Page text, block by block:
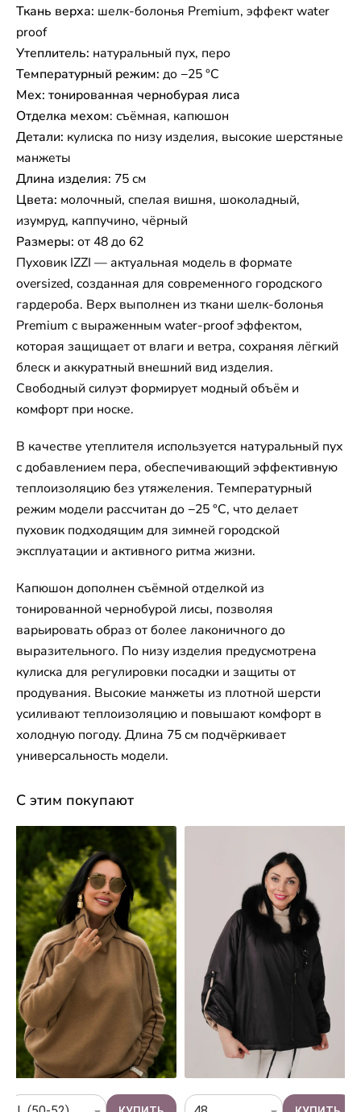
Ткань верха: шелк-болонья Premium, эффект water
proof
Утеплитель: натуральный пух, перо
Температурный режим: до −25 °C
Мех: тонированная чернобурая лиса
Отделка мехом: съёмная, капюшон
Детали: кулиска по низу изделия, высокие шерстяные
манжеты
Длина изделия: 75 см
Цвета: молочный, спелая вишня, шоколадный,
изумруд, каппучино, чёрный
Размеры: от 48 до 62
Пуховик IZZI — актуальная модель в формате
oversized, созданная для современного городского
гардероба. Верх выполнен из ткани шелк-болонья
Premium с выраженным water-proof эффектом,
которая защищает от влаги и ветра, сохраняя лёгкий
блеск и аккуратный внешний вид изделия.
Свободный силуэт формирует модный объём и
комфорт при носке.
В качестве утеплителя используется натуральный пух
с добавлением пера, обеспечивающий эффективную
теплоизоляцию без утяжеления. Температурный
режим модели рассчитан до −25 °C, что делает
пуховик подходящим для зимней городской
эксплуатации и активного ритма жизни.
Капюшон дополнен съёмной отделкой из
тонированной чернобурой лисы, позволяя
варьировать образ от более лаконичного до
выразительного. По низу изделия предусмотрена
кулиска для регулировки посадки и защиты от
продувания. Высокие манжеты из плотной шерсти
усиливают теплоизоляцию и повышают комфорт в
холодную погоду. Длина 75 см подчёркивает
универсальность модели.
С этим покупают